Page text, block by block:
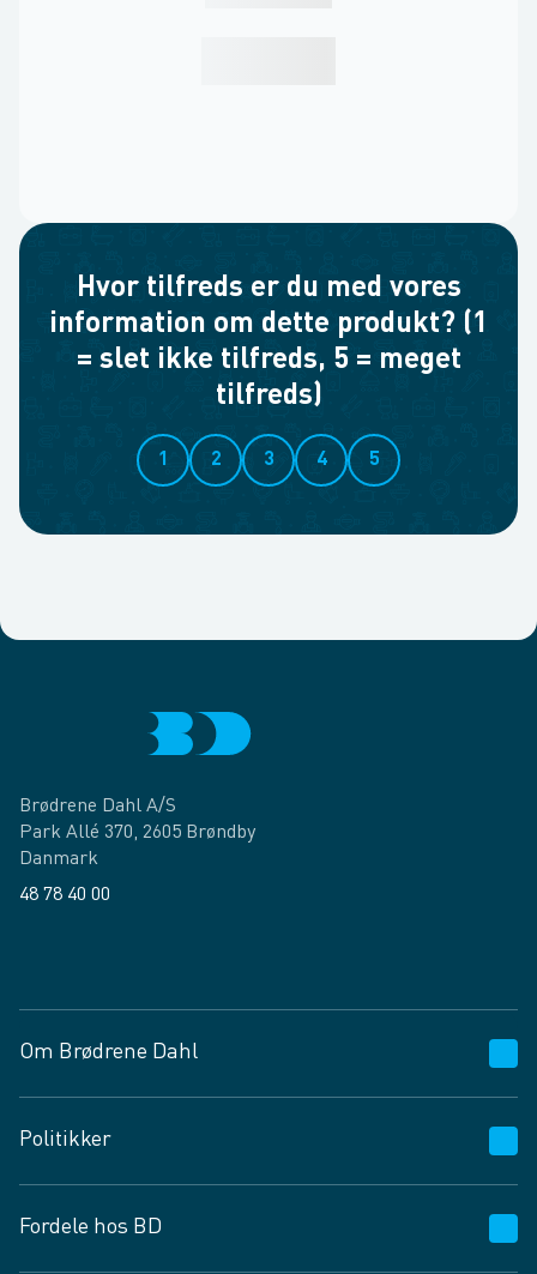
Hvor tilfreds er du med vores
information om dette produkt? (1
= slet ikke tilfreds, 5 = meget
tilfreds)
1 2 3 4 5
Brødrene Dahl A/S
Park Allé 370, 2605 Brøndby
Danmark
48 78 40 00
Om Brødrene Dahl
Vagttelefon 30 10 89 89
Spørgsmål og svar
Job og karriere
Politikker
Privatlivspolitik
Fordele hos BD